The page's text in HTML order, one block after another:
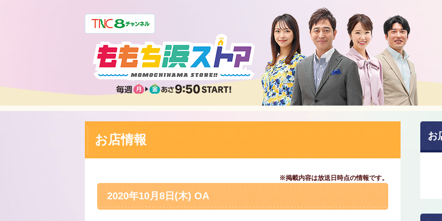
お店情報
※掲載内容は放送日時点の情報です。
2020年10月8日(木) OA
お